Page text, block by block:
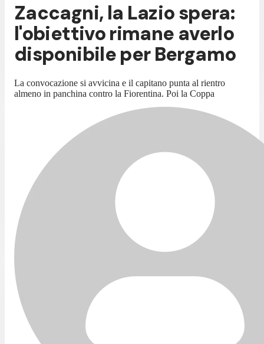
Zaccagni, la Lazio spera:
l'obiettivo rimane averlo
disponibile per Bergamo
La convocazione si avvicina e il capitano punta al rientro
almeno in panchina contro la Fiorentina. Poi la Coppa